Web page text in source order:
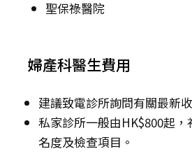
聖保祿醫院
婦產科醫生費用
建議致電診所詢問有關最新
私家診所一般由HK$800起
名度及檢查項目。